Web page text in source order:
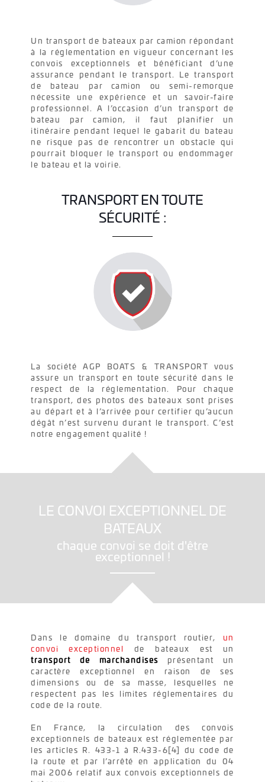
Un transport de bateaux par camion répondant
à la réglementation en vigueur concernant les
convois exceptionnels et bénéficiant d’une
assurance pendant le transport. Le transport
de bateau par camion ou semi-remorque
nécessite une expérience et un savoir-faire
professionnel. A l’occasion d’un transport de
bateau par camion, il faut planifier un
itinéraire pendant lequel le gabarit du bateau
ne risque pas de rencontrer un obstacle qui
pourrait bloquer le transport ou endommager
le bateau et la voirie.
TRANSPORT EN TOUTE
SÉCURITÉ :
La société AGP BOATS & TRANSPORT vous
assure un transport en toute sécurité dans le
respect de la réglementation. Pour chaque
transport, des photos des bateaux sont prises
au départ et à l’arrivée pour certifier qu’aucun
dégât n’est survenu durant le transport. C’est
notre engagement qualité !
LE CONVOI EXCEPTIONNEL DE
BATEAUX
chaque convoi se doit d'être
exceptionnel !
Dans le domaine du transport routier, un
convoi exceptionnel
de bateaux est un
transport de marchandises présentant un
caractère exceptionnel en raison de ses
dimensions ou de sa masse, lesquelles ne
respectent pas les limites réglementaires du
code de la route.
En France, la circulation des convois
exceptionnels de bateaux est réglementée par
les articles R. 433-1 à R.433-6[4] du code de
la route et par l’arrêté en application du 04
mai 2006 relatif aux convois exceptionnels de